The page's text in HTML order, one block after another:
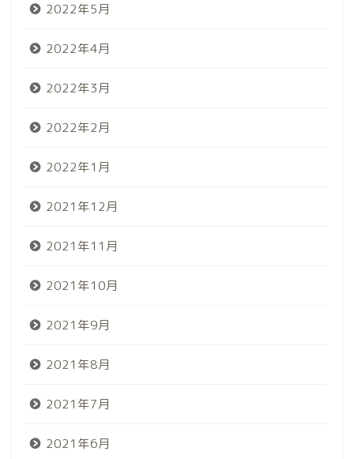
2022年5月
2022年4月
2022年3月
2022年2月
2022年1月
2021年12月
2021年11月
2021年10月
2021年9月
2021年8月
2021年7月
2021年6月